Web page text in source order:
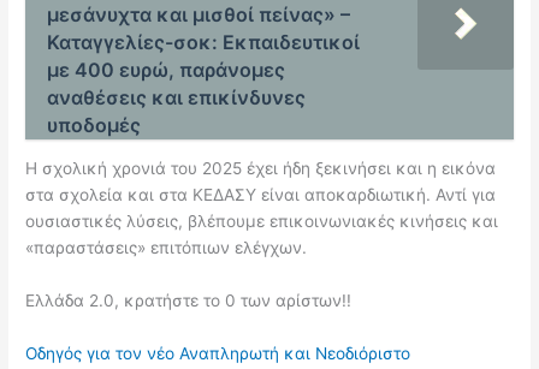
μεσάνυχτα και μισθοί πείνας» –
Καταγγελίες-σοκ: Εκπαιδευτικοί
με 400 ευρώ, παράνομες
αναθέσεις και επικίνδυνες
υποδομές
Η σχολική χρονιά του 2025 έχει ήδη ξεκινήσει και η εικόνα
στα σχολεία και στα ΚΕΔΑΣΥ είναι αποκαρδιωτική. Αντί για
ουσιαστικές λύσεις, βλέπουμε επικοινωνιακές κινήσεις και
«παραστάσεις» επιτόπιων ελέγχων.
Ελλάδα 2.0, κρατήστε το 0 των αρίστων!!
Οδηγός για τον νέο Αναπληρωτή και Νεοδιόριστο